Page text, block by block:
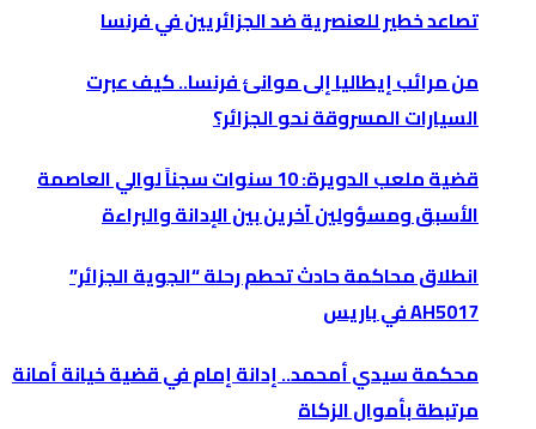
تصاعد خطير للعنصرية ضد الجزائريين في فرنسا
من مرائب إيطاليا إلى موانئ فرنسا.. كيف عبرت
السيارات المسروقة نحو الجزائر؟
قضية ملعب الدويرة: 10 سنوات سجناً لوالي العاصمة
الأسبق ومسؤولين آخرين بين الإدانة والبراءة
انطلاق محاكمة حادث تحطم رحلة “الجوية الجزائر”
AH5017 في باريس
محكمة سيدي أمحمد.. إدانة إمام في قضية خيانة أمانة
مرتبطة بأموال الزكاة